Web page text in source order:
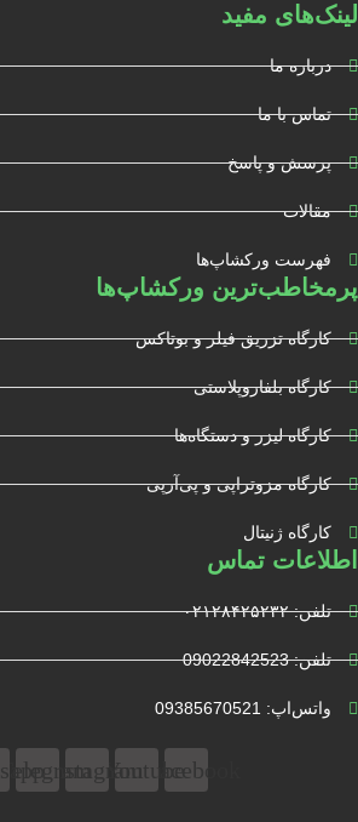
لینک‌های مفید
درباره ما
تماس با ما
پرسش و پاسخ
مقالات
فهرست ورکشاپ‌ها
پرمخاطب‌ترین ورکشاپ‌ها
کارگاه تزریق فیلر و بوتاکس
کارگاه بلفاروپلاستی
کارگاه لیزر و دستگاه‌ها
کارگاه مزوتراپی و پی‌آرپی
کارگاه ژنیتال
اطلاعات تماس
تلفن: ۰۲۱۲۸۴۲۵۲۳۲
تلفن: 09022842523
واتس‌‌اپ: 09385670521
Facebook
Youtube
Instagram
Telegram